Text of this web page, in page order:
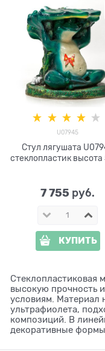
U07945
Стул лягушата
стеклопластик высота
7 755 руб.
КУПИТЬ
Стеклопластиковая
высокую прочность
условиям. Материал
ультрафиолета,
композиций. В
декоративные